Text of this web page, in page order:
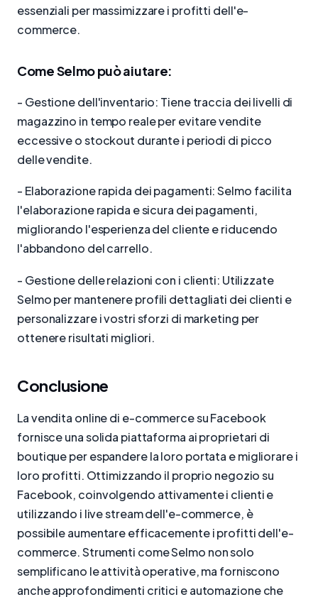
essenziali per massimizzare i profitti dell'e-
commerce.
Come Selmo può aiutare:
- Gestione dell'inventario: Tiene traccia dei livelli di
magazzino in tempo reale per evitare vendite
eccessive o stockout durante i periodi di picco
delle vendite.
- Elaborazione rapida dei pagamenti: Selmo facilita
l'elaborazione rapida e sicura dei pagamenti,
migliorando l'esperienza del cliente e riducendo
l'abbandono del carrello.
- Gestione delle relazioni con i clienti: Utilizzate
Selmo per mantenere profili dettagliati dei clienti e
personalizzare i vostri sforzi di marketing per
ottenere risultati migliori.
Conclusione
La vendita online di e-commerce su Facebook
fornisce una solida piattaforma ai proprietari di
boutique per espandere la loro portata e migliorare i
loro profitti. Ottimizzando il proprio negozio su
Facebook, coinvolgendo attivamente i clienti e
utilizzando i live stream dell'e-commerce, è
possibile aumentare efficacemente i profitti dell'e-
commerce. Strumenti come Selmo non solo
semplificano le attività operative, ma forniscono
anche approfondimenti critici e automazione che